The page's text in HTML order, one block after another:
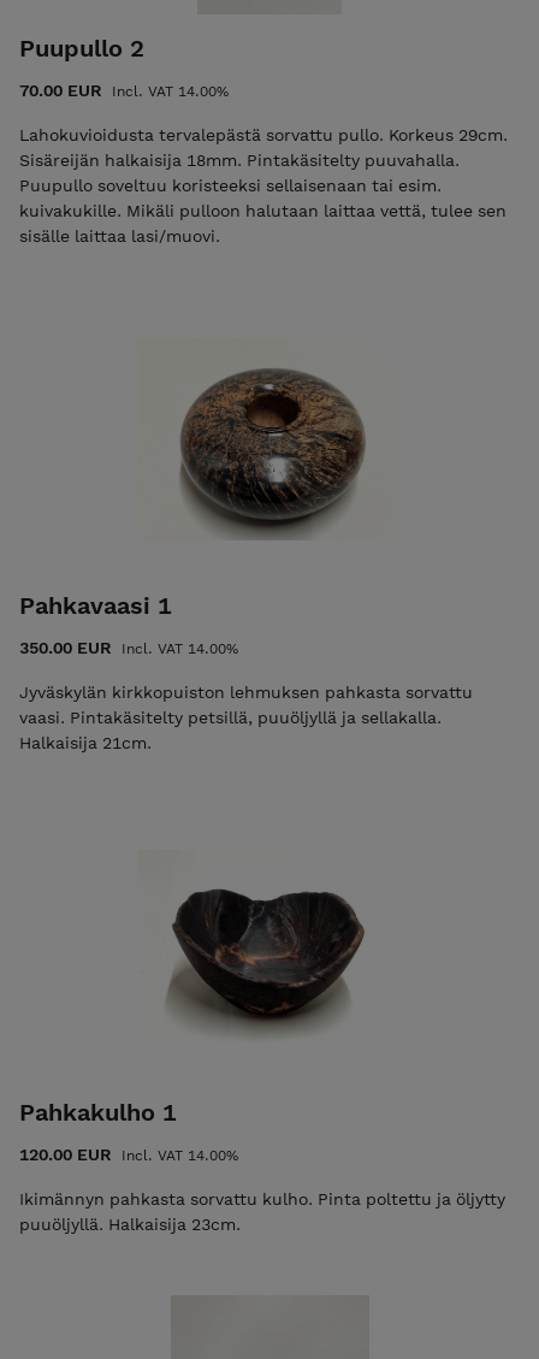
Puupullo 2
70.00 EUR Incl. VAT 14.00%
Lahokuvioidusta tervalepästä sorvattu pullo. Korkeus 29cm.
Sisäreijän halkaisija 18mm. Pintakäsitelty puuvahalla.
Puupullo soveltuu koristeeksi sellaisenaan tai esim.
kuivakukille. Mikäli pulloon halutaan laittaa vettä, tulee sen
sisälle laittaa lasi/muovi.
Pahkavaasi 1
350.00 EUR Incl. VAT 14.00%
Jyväskylän kirkkopuiston lehmuksen pahkasta sorvattu
vaasi. Pintakäsitelty petsillä, puuöljyllä ja sellakalla.
Halkaisija 21cm.
Pahkakulho 1
120.00 EUR Incl. VAT 14.00%
Ikimännyn pahkasta sorvattu kulho. Pinta poltettu ja öljytty
puuöljyllä. Halkaisija 23cm.